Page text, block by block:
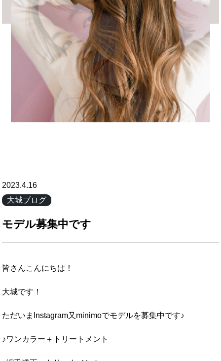
2023.4.16
大城ブログ
モデル募集中です
皆さんこんにちは！
大城です！
ただいまInstagram又minimoでモデルを募集中です♪
♪ワンカラー＋トリートメント